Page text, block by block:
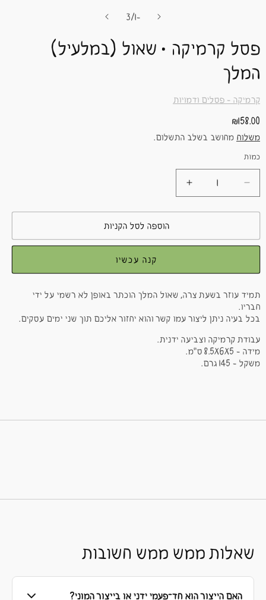
-1
/מתוך
3
פסל קרמיקה • שאול (במלעיל)
המלך
קרמיקה - פסלים ודמויות
מחיר
רגיל
₪158.00
משלוחמחושב בשלב התשלום.
כמות
כמות
Translation
Translation
הוספה לסל הקניות
קנה עכשיו
תמיד עוזר בשעת צרה, שאול המלך הוכתר באופן לא רשמי על ידי
חבריו.
בכל בעיה ניתן ליצור עמו קשר והוא יחזור אליכם תוך שני ימים עסקים.
עבודת קרמיקה וצביעה ידנית.
מידה - 8.5X6X5 ס"מ.
משקל - 145 גרם.
שאלות ממש ממש חשובות
האם הייצור הוא חד־פעמי ידני או בייצור המוני?